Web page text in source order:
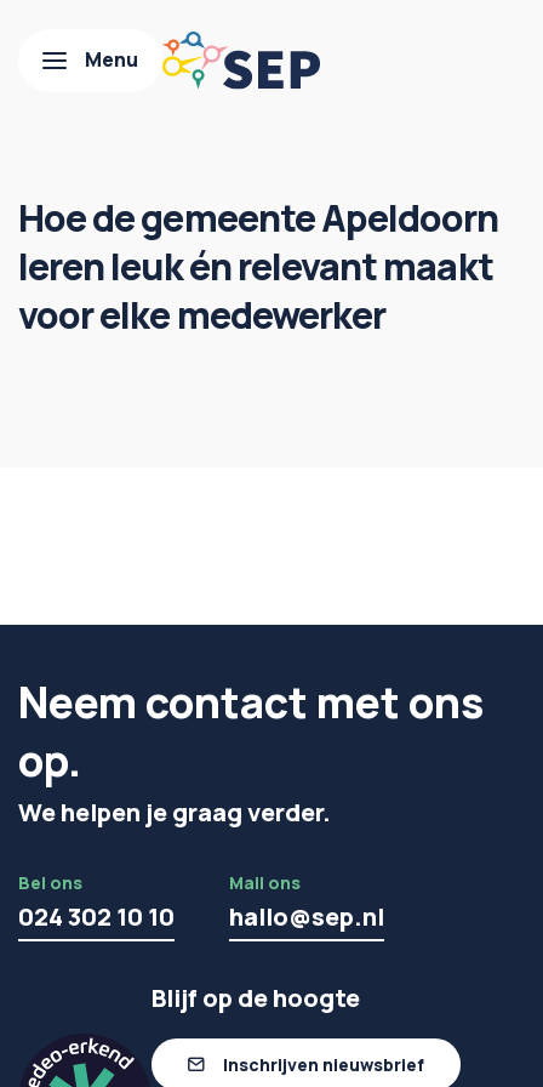
Hoe de gemeente Apeldoorn
leren leuk én relevant maakt
voor elke medewerker
Neem contact met ons
op.
We helpen je graag verder.
Bel ons
024 302 10 10
Mail ons
hallo@sep.nl
Blijf op de hoogte
Inschrijven nieuwsbrief